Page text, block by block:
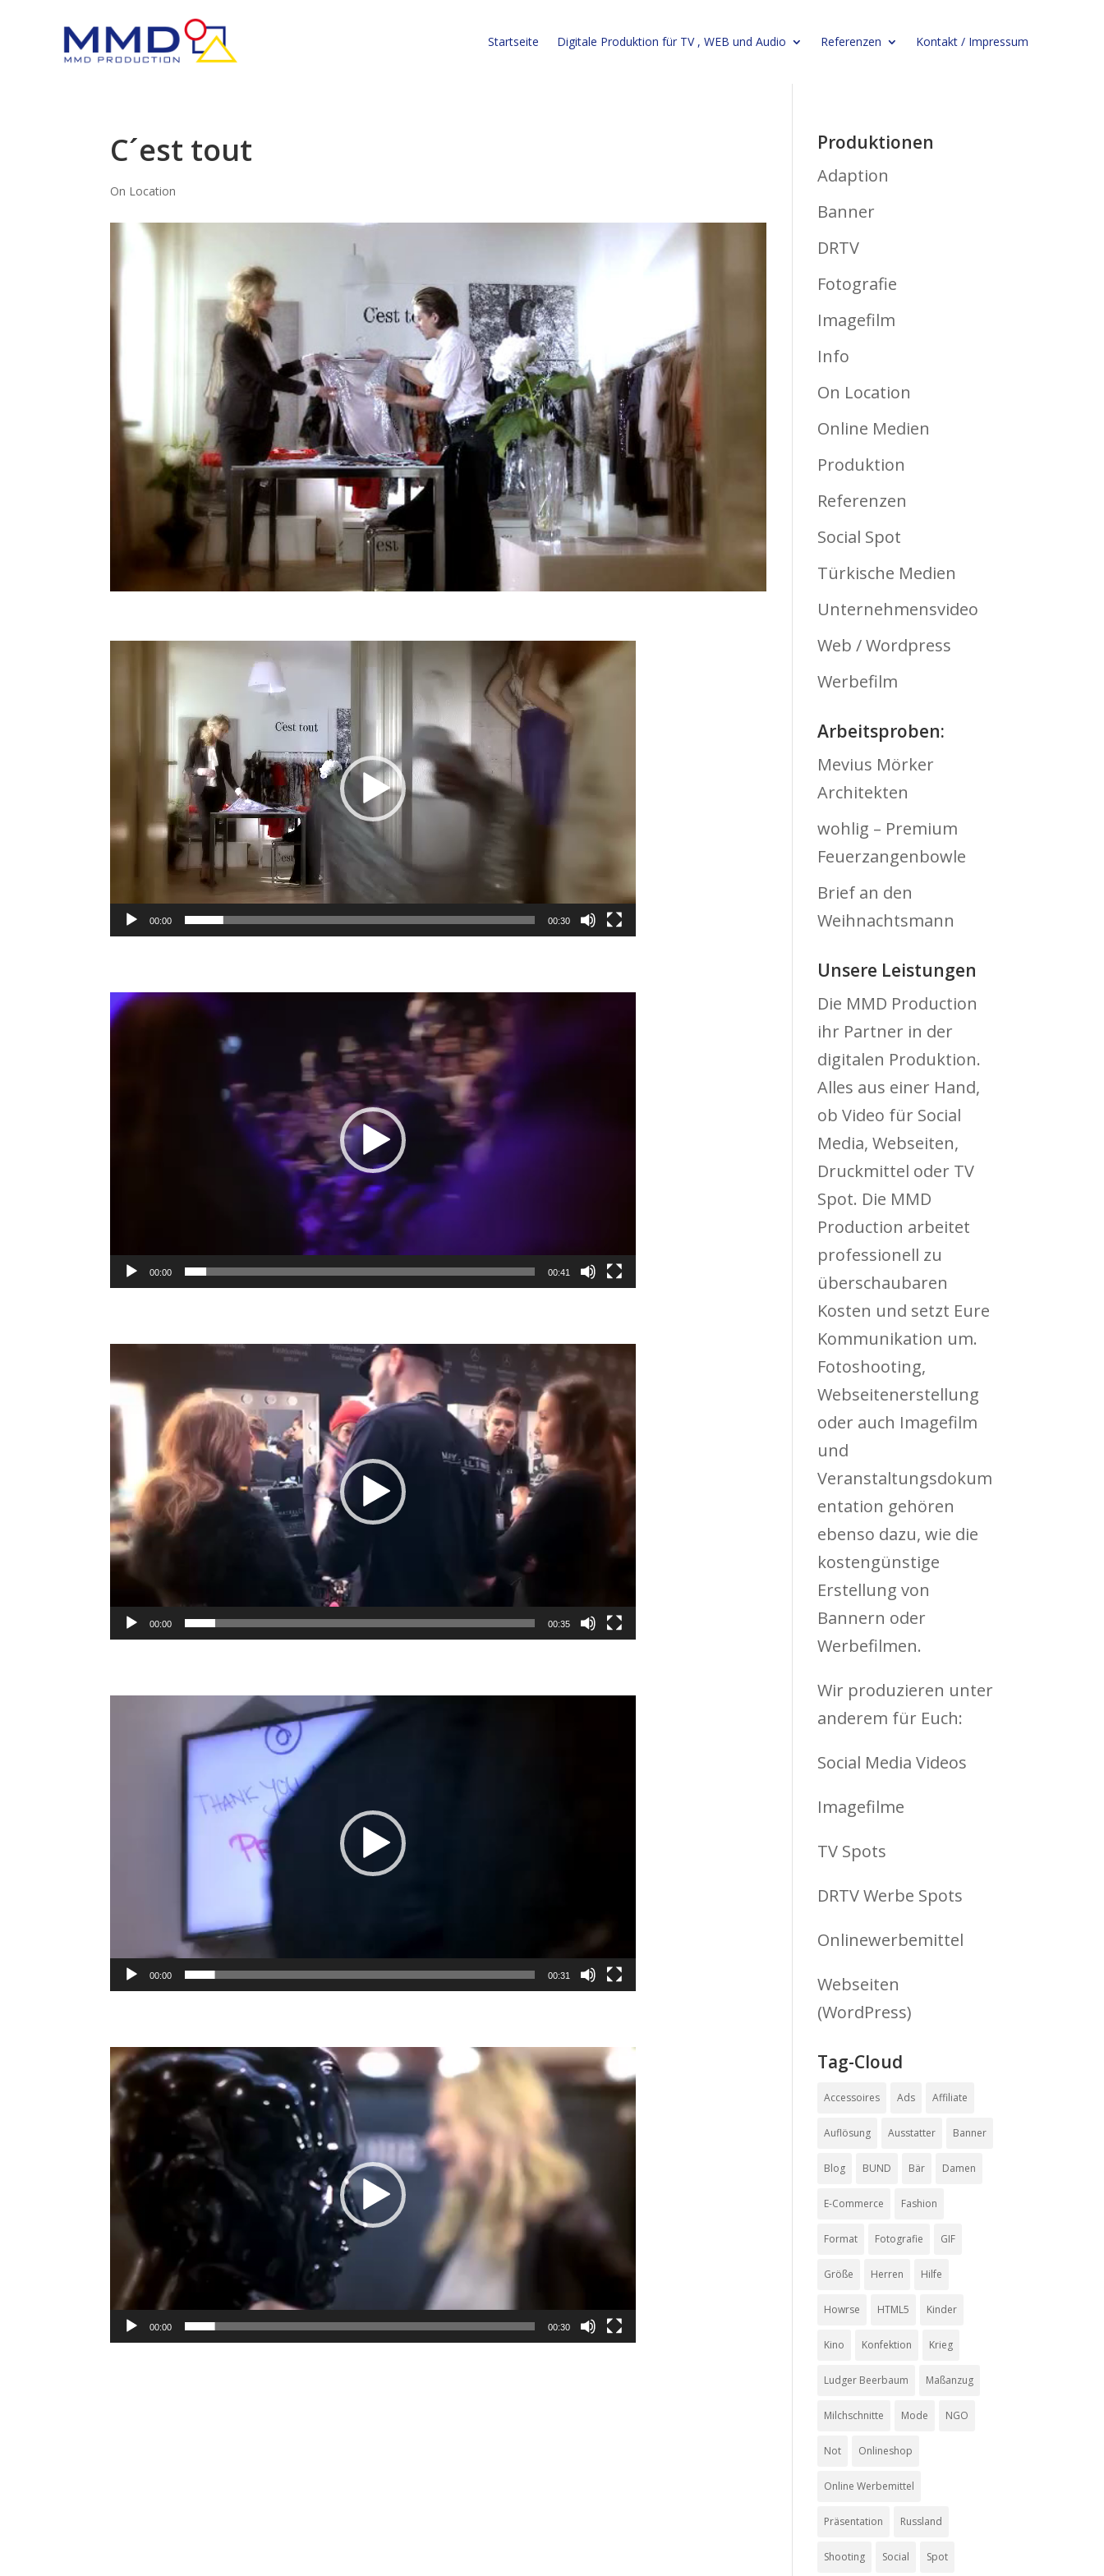
Startseite Digitale Produktion für TV , WEB und Audio Referenzen Kontakt / Impressum
C´est tout
On Location
00:00 00:30
Video-
Player
00:00 00:41
Player
00:00 00:35
00:00 00:31
Video-
Player
00:00 00:30
Produktionen
Adaption
Banner
DRTV
Fotografie
Imagefilm
Info
On Location
Online Medien
Produktion
Referenzen
Social Spot
Türkische Medien
Unternehmensvideo
Web / Wordpress
Werbefilm
Arbeitsproben:
Mevius Mörker
Architekten
wohlig – Premium
Feuerzangenbowle
Brief an den
Weihnachtsmann
Unsere Leistungen
Die MMD Production
ihr Partner in der
digitalen Produktion.
Alles aus einer Hand,
ob Video für Social
Media, Webseiten,
Druckmittel oder TV
Spot. Die MMD
Production arbeitet
professionell zu
überschaubaren
Kosten und setzt Eure
Kommunikation um.
Fotoshooting,
Webseitenerstellung
oder auch Imagefilm
und
Veranstaltungsdokum
entation gehören
ebenso dazu, wie die
kostengünstige
Erstellung von
Bannern oder
Werbefilmen.
Wir produzieren unter
anderem für Euch:
Social Media Videos
Imagefilme
TV Spots
DRTV Werbe Spots
Onlinewerbemittel
Webseiten
(WordPress)
Tag-Cloud
Accessoires Ads Affiliate
Auflösung Ausstatter Banner
Blog BUND Bär Damen
E-Commerce Fashion
Format Fotografie GIF
Größe Herren Hilfe
Howrse HTML5 Kinder
Kino Konfektion Krieg
Ludger Beerbaum Maßanzug
Milchschnitte Mode NGO
Not Onlineshop
Online Werbemittel
Präsentation Russland
Shooting Social Spot